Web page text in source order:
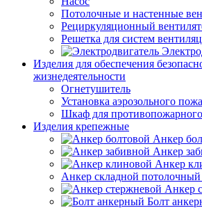
Потолочные и настенные
Рециркуляционный
Решетка для систем
Изделия для обеспечения
жизнедеятельности
Огнетушитель
Установка аэрозольного
Шкаф для
Изделия крепежные
Анкер
Анкер
Анкер
Анкер складной
Анкер
Болт